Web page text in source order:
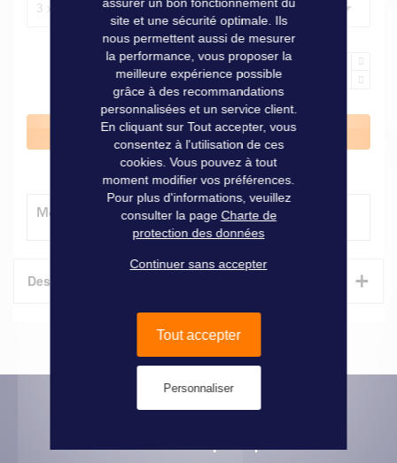
3 x 30 mm, le sachet de 6
Ajouter au panier
Modes de livraison
Description +
3 x 30 mm, le sachet de 6.
Informations pratiques
site et une sécurité optimale. Ils
nous permettent aussi de mesurer
la performance, vous proposer la
meilleure expérience possible
grâce à des recommandations
personnalisées et un service client.
En cliquant sur Tout accepter, vous
consentez à l'utilisation de ces
cookies. Vous pouvez à tout
moment modifier vos préférences.
Pour plus d'informations, veuillez
consulter la page Charte de
protection des données
Continuer sans accepter
Tout accepter
Personnaliser